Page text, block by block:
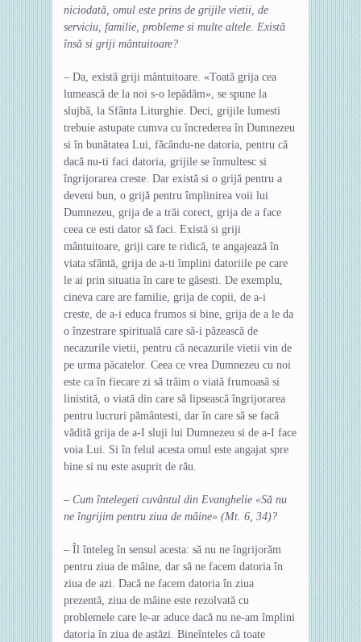
niciodată, omul este prins de grijile vietii, de
serviciu, familie, probleme si multe altele. Există
însă si griji mântuitoare?
– Da, există griji mântuitoare. «Toată grija cea
lumească de la noi s-o lepădăm», se spune la
slujbă, la Sfânta Liturghie. Deci, grijile lumesti
trebuie astupate cumva cu încrederea în Dumnezeu
si în bunătatea Lui, făcându-ne datoria, pentru că
dacă nu-ti faci datoria, grijile se înmultesc si
îngrijorarea creste. Dar există si o grijă pentru a
deveni bun, o grijă pentru împlinirea voii lui
Dumnezeu, grija de a trăi corect, grija de a face
ceea ce esti dator să faci. Există si griji
mântuitoare, griji care te ridică, te angajează în
viata sfântă, grija de a-ti împlini datoriile pe care
le ai prin situatia în care te găsesti. De exemplu,
cineva care are familie, grija de copii, de a-i
creste, de a-i educa frumos si bine, grija de a le da
o înzestrare spirituală care să-i păzească de
necazurile vietii, pentru că necazurile vietii vin de
pe urma păcatelor. Ceea ce vrea Dumnezeu cu noi
este ca în fiecare zi să trăim o viată frumoasă si
linistită, o viată din care să lipsească îngrijorarea
pentru lucruri pământesti, dar în care să se facă
vădită grija de a-I sluji lui Dumnezeu si de a-I face
voia Lui. Si în felul acesta omul este angajat spre
bine si nu este asuprit de rău.
– Cum întelegeti cuvântul din Evanghelie «Să nu
ne îngrijim pentru ziua de mâine» (Mt. 6, 34)?
– Îl înteleg în sensul acesta: să nu ne îngrijorăm
pentru ziua de mâine, dar să ne facem datoria în
ziua de azi. Dacă ne facem datoria în ziua
prezentă, ziua de mâine este rezolvată cu
problemele care le-ar aduce dacă nu ne-am împlini
datoria în ziua de astăzi. Bineînteles că toate